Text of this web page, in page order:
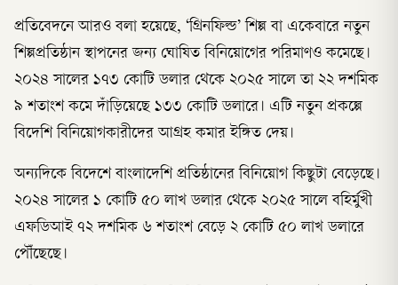
প্রতিবেদনে আরও বলা হয়েছে, ‘গ্রিনফিল্ড’ শিল্প বা একেবারে নতুন
শিল্পপ্রতিষ্ঠান স্থাপনের জন্য ঘোষিত বিনিয়োগের পরিমাণও কমেছে।
২০২৪ সালের ১৭৩ কোটি ডলার থেকে ২০২৫ সালে তা ২২ দশমিক
৯ শতাংশ কমে দাঁড়িয়েছে ১৩৩ কোটি ডলারে। এটি নতুন প্রকল্পে
বিদেশি বিনিয়োগকারীদের আগ্রহ কমার ইঙ্গিত দেয়।
অন্যদিকে বিদেশে বাংলাদেশি প্রতিষ্ঠানের বিনিয়োগ কিছুটা বেড়েছে।
২০২৪ সালের ১ কোটি ৫০ লাখ ডলার থেকে ২০২৫ সালে বহির্মুখী
এফডিআই ৭২ দশমিক ৬ শতাংশ বেড়ে ২ কোটি ৫০ লাখ ডলারে
পৌঁছেছে।